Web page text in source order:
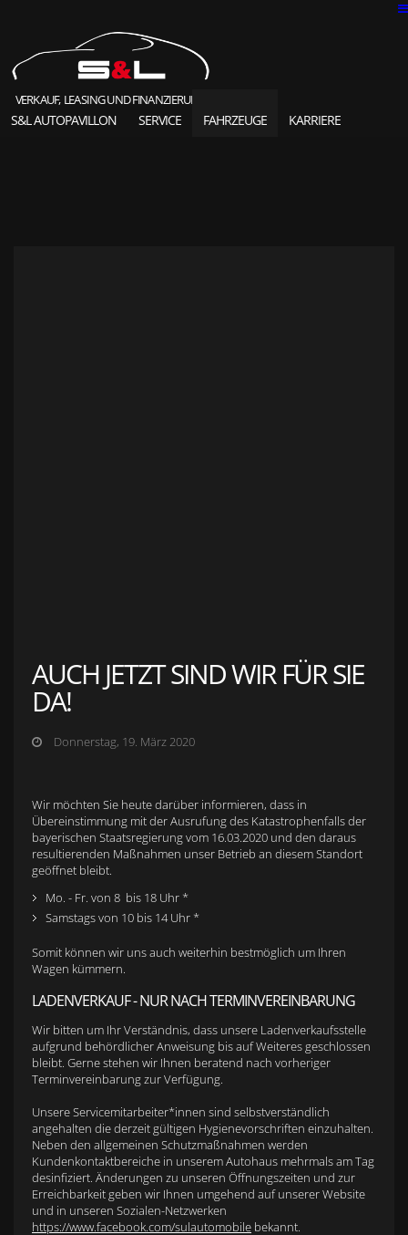
VERKAUF, LEASING UND FINANZIERUNG
S&L AUTOPAVILLON SERVICE FAHRZEUGE KARRIERE
AUCH JETZT SIND WIR FÜR SIE
DA!
Donnerstag, 19. März 2020
Wir möchten Sie heute darüber informieren, dass in
Übereinstimmung mit der Ausrufung des Katastrophenfalls der
bayerischen Staatsregierung vom 16.03.2020 und den daraus
resultierenden Maßnahmen unser Betrieb an diesem Standort
geöffnet bleibt.
Mo. - Fr. von 8 bis 18 Uhr *
Samstags von 10 bis 14 Uhr *
Somit können wir uns auch weiterhin bestmöglich um Ihren
Wagen kümmern.
LADENVERKAUF - NUR NACH TERMINVEREINBARUNG
Wir bitten um Ihr Verständnis, dass unsere Ladenverkaufsstelle
aufgrund behördlicher Anweisung bis auf Weiteres geschlossen
bleibt. Gerne stehen wir Ihnen beratend nach vorheriger
Terminvereinbarung zur Verfügung.
Unsere Servicemitarbeiter*innen sind selbstverständlich
angehalten die derzeit gültigen Hygienevorschriften einzuhalten.
Neben den allgemeinen Schutzmaßnahmen werden
Kundenkontaktbereiche in unserem Autohaus mehrmals am Tag
desinfiziert. Änderungen zu unseren Öffnungszeiten und zur
Erreichbarkeit geben wir Ihnen umgehend auf unserer Website
und in unseren Sozialen-Netzwerken
https://www.facebook.com/sulautomobile bekannt.